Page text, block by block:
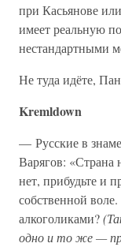
при Касьянове
имеет реальную
нестандартными
Не туда идёте,
Kremldown
— Русские в
Варягов: «Страна
нет, прибудьте и
собственной
алкоголиками?
одно и то же —